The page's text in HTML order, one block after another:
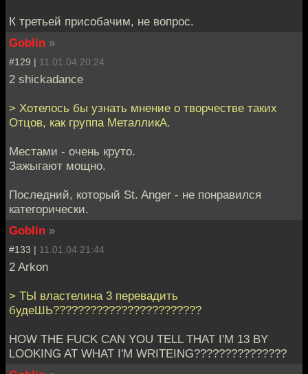
К третьей присобачим, не вопрос.
Goblin »
#129 | 11.01.04 20:24
2 shickadance
> Хотелось бы узнать мнение о творчестве таких
Отцов, как группа МеталликА.
Местами - очень круто.
Зажыгают мощно.
Последний, который St. Anger - не понравился
категорически.
Goblin »
#133 | 11.01.04 21:44
2 Arkon
> ТЫ властелина 3 перевадить
будеШЬ????????????????????????
HOW THE FUCK CAN YOU TELL THAT I'M 13 BY
LOOKING AT WHAT I'M WRITEING???????????????